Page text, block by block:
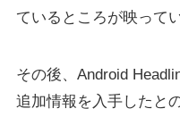
ているところが映って
その後、Android
追加情報を入手したと